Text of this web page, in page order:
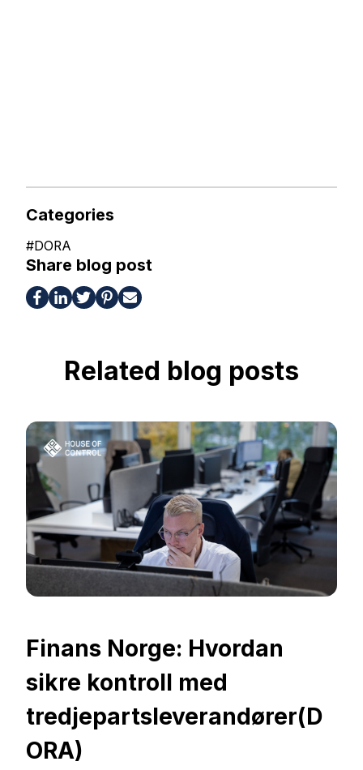
Categories
#DORA
Share blog post
Related blog posts
Finans Norge: Hvordan
sikre kontroll med
tredjepartsleverandører(D
ORA)